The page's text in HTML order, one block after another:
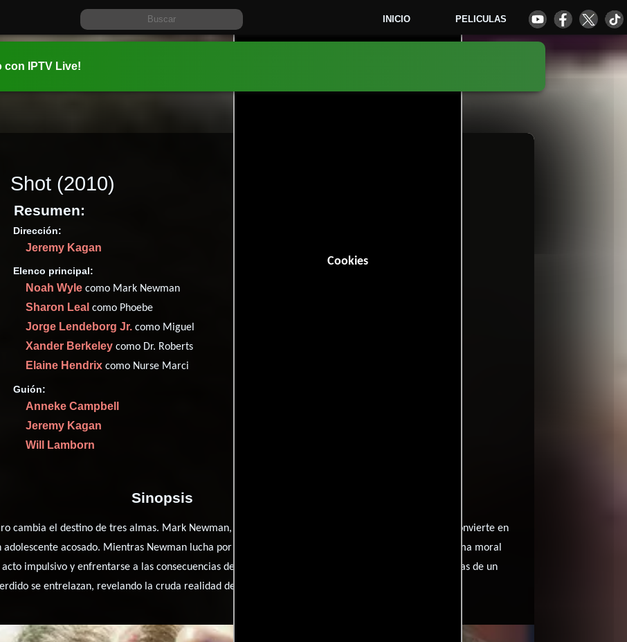
INICIO PELICULAS
Cookies
con IPTV Live!
Shot (2010)
Resumen:
Dirección:
Jeremy Kagan
Elenco principal:
Noah Wyle como Mark Newman
Sharon Leal como Phoebe
Jorge Lendeborg Jr. como Miguel
Xander Berkeley como Dr. Roberts
Elaine Hendrix como Nurse Marci
Guión:
Anneke Campbell
Jeremy Kagan
Will Lamborn
01 hr 29 min (89 minutos).
Sinopsis
cambia el destino de tres almas. Mark Newman, atrapado en una conversación con su esposa, se convierte en
acosado. Mientras Newman lucha por sobrevivir en el hospital, el joven enfrenta un dilema moral
impulsivo y enfrentarse a las consecuencias de su vida desmoronada. En esta encrucijada, las vidas de un
se entrelazan, revelando la cruda realidad de la violencia y la redención.